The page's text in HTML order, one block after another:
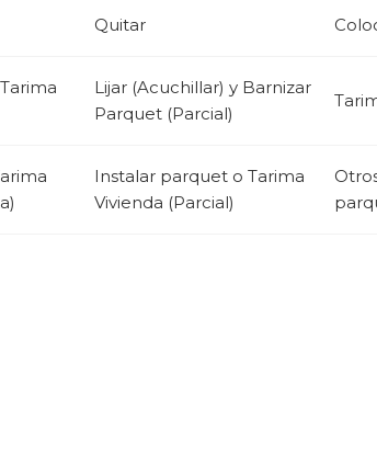
Quitar
Lijar (Acuchillar) y Barnizar
Parquet (Parcial)
Instalar parquet o Tarima
Vivienda (Parcial)